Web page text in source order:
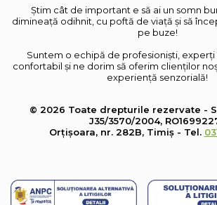
Știm cât de important e să ai un somn
dimineață odihnit, cu poftă de viață și să
pe buze!
Suntem o echipă de profesioniști, experți
confortabil și ne dorim să oferim clienților
experiență senzorială!
© 2026 Toate drepturile rezervate -
J35/3570/2004,
Orțișoara, nr. 282B, Timiș - Tel.